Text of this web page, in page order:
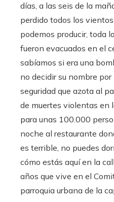
días, a las seis de la
perdido todos los
podemos producir, toda
fueron evacuados en el
sabíamos si era una
no decidir su nombre
seguridad que azota al
de muertes violentas en
para unas 100.000
noche al restaurante
es terrible, no puedes
cómo estás aquí en la
años que vive en el
parroquia urbana de la